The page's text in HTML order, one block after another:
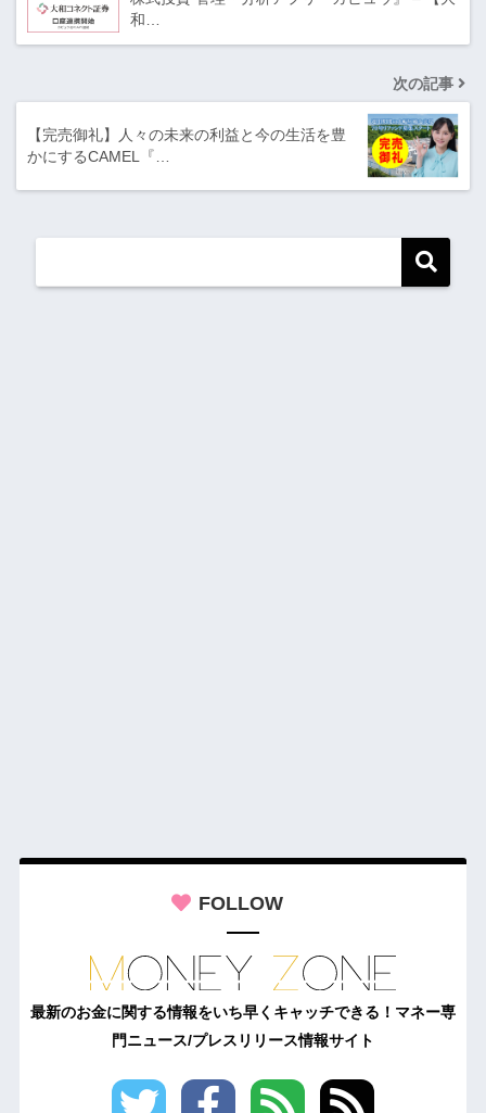
和…
次の記事
【完売御礼】人々の未来の利益と今の生活を豊
かにするCAMEL『…
FOLLOW
最新のお金に関する情報をいち早くキャッチできる！マネー専
門ニュース/プレスリリース情報サイト